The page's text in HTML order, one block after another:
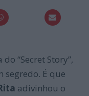
“Secret Story”,
segredo. É que
adivinhou o